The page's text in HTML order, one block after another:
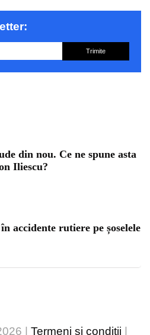
Trimite
din nou. Ce ne spune asta
Iliescu?
accidente rutiere pe șoselele
| Termeni și condiții |